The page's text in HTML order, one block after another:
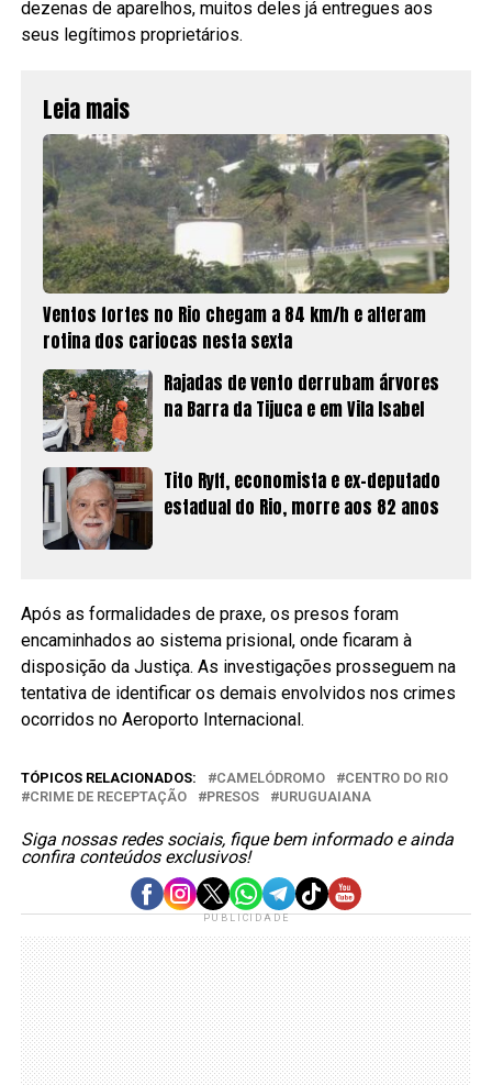
dezenas de aparelhos, muitos deles já entregues aos
seus legítimos proprietários.
Leia mais
Ventos fortes no Rio chegam a 84 km/h e alteram
rotina dos cariocas nesta sexta
Rajadas de vento derrubam árvores
na Barra da Tijuca e em Vila Isabel
Tito Ryff, economista e ex-deputado
estadual do Rio, morre aos 82 anos
Após as formalidades de praxe, os presos foram
encaminhados ao sistema prisional, onde ficaram à
disposição da Justiça. As investigações prosseguem na
tentativa de identificar os demais envolvidos nos crimes
ocorridos no Aeroporto Internacional.
TÓPICOS RELACIONADOS: CAMELÓDROMO
CENTRO DO RIO
CRIME DE RECEPTAÇÃO
PRESOS URUGUAIANA
Siga nossas redes sociais, fique bem informado e ainda
confira conteúdos exclusivos!
PUBLICIDADE